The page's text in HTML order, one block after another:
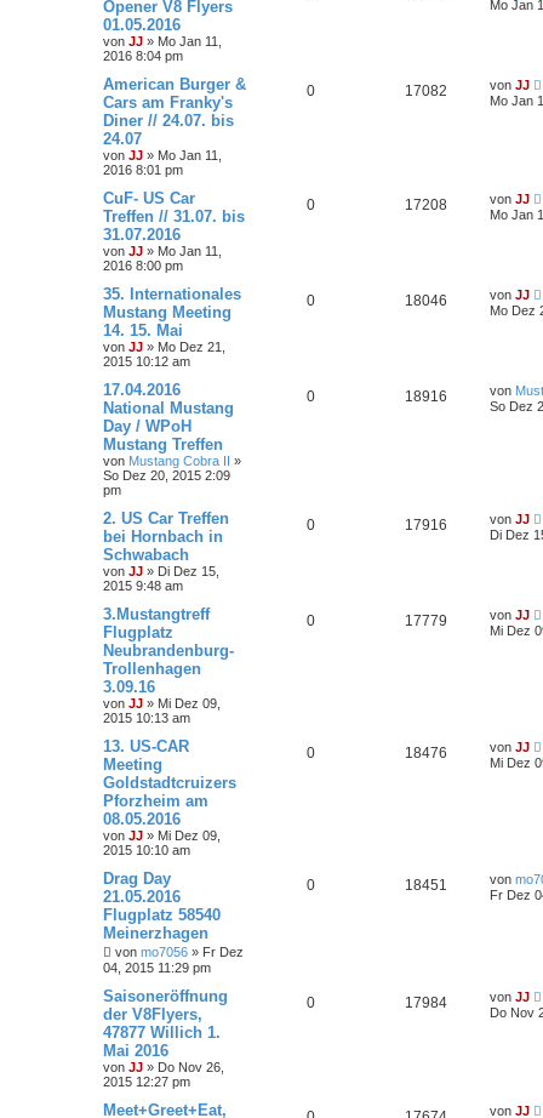
Opener V8 Flyers
01.05.2016
von JJ » Mo Jan 11,
2016 8:04 pm
Mo Jan
American Burger &
Cars am Franky's
Diner // 24.07. bis
24.07
von JJ » Mo Jan 11,
2016 8:01 pm
0 17082 von JJ
Mo Jan
CuF- US Car
Treffen // 31.07. bis
31.07.2016
von JJ » Mo Jan 11,
2016 8:00 pm
0 17208 von JJ
Mo Jan
35. Internationales
Mustang Meeting
14. 15. Mai
von JJ » Mo Dez 21,
2015 10:12 am
0 18046 von JJ
Mo Dez
17.04.2016
National Mustang
Day / WPoH
Mustang Treffen
von Mustang Cobra II »
So Dez 20, 2015 2:09
pm
0 18916 von
So Dez
2. US Car Treffen
bei Hornbach in
Schwabach
von JJ » Di Dez 15,
2015 9:48 am
0 17916 von JJ
Di Dez
3.Mustangtreff
Flugplatz
Neubrandenburg-
Trollenhagen
3.09.16
von JJ » Mi Dez 09,
2015 10:13 am
0 17779 von JJ
Mi Dez
13. US-CAR
Meeting
Goldstadtcruizers
Pforzheim am
08.05.2016
von JJ » Mi Dez 09,
2015 10:10 am
0 18476 von JJ
Mi Dez
Drag Day
21.05.2016
Flugplatz 58540
Meinerzhagen
von mo7056 » Fr Dez
04, 2015 11:29 pm
0 18451 von
Fr Dez
Saisoneröffnung
der V8Flyers,
47877 Willich 1.
Mai 2016
von JJ » Do Nov 26,
2015 12:27 pm
0 17984 von JJ
Do Nov
Meet+Greet+Eat, von JJ